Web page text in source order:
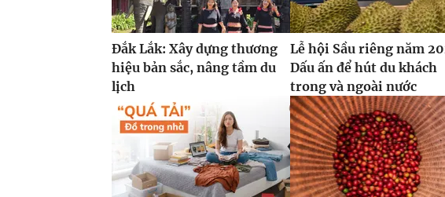
Đắk Lắk: Xây dựng thương
hiệu bản sắc, nâng tầm du
lịch
Lễ hội Sầu riêng năm
Dấu ấn để hút du khách
trong và ngoài nước